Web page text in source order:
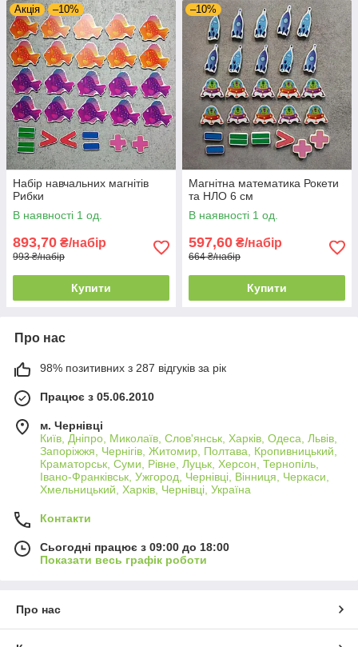
Акція –10%
Набір навчальних магнітів
Рибки
В наявності 1 од.
893,70 ₴/набір
993 ₴/набір
Купити
–10%
Магнітна математика Рокети
та НЛО 6 см
В наявності 1 од.
597,60 ₴/набір
664 ₴/набір
Купити
Про нас
98% позитивних з 287 відгуків за рік
Працює з 05.06.2010
м. Чернівці
Київ, Дніпро, Миколаїв, Слов'янськ, Харків, Одеса, Львів,
Запоріжжя, Чернігів, Житомир, Полтава, Кропивницький,
Краматорськ, Суми, Рівне, Луцьк, Херсон, Тернопіль,
Івано-Франківськ, Ужгород, Чернівці, Вінниця, Черкаси,
Хмельницький, Харків, Чернівці, Україна
Контакти
Сьогодні працює з 09:00 до 18:00
Показати весь графік роботи
Про нас